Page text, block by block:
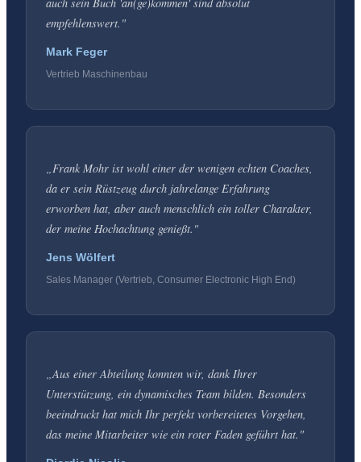
empfehlenswert. "
Mark Feger
Vertrieb Maschinenbau
Frank Mohr ist wohl einer der wenigen echten Coaches,
da er sein Rüstzeug durch jahrelange Erfahrung
erworben hat, aber auch menschlich ein toller Charakter,
der meine Hochachtung genießt. "
Jens Wölfert
Sales Manager (Vertrieb, Consumer Electronic High End)
Aus einer Abteilung konnten wir, dank Ihrer
Unterstützung, ein dynamisches Team bilden. Besonders
beeindruckt hat mich Ihr perfekt vorbereitetes Vorgehen,
das meine Mitarbeiter wie ein roter Faden geführt hat. "